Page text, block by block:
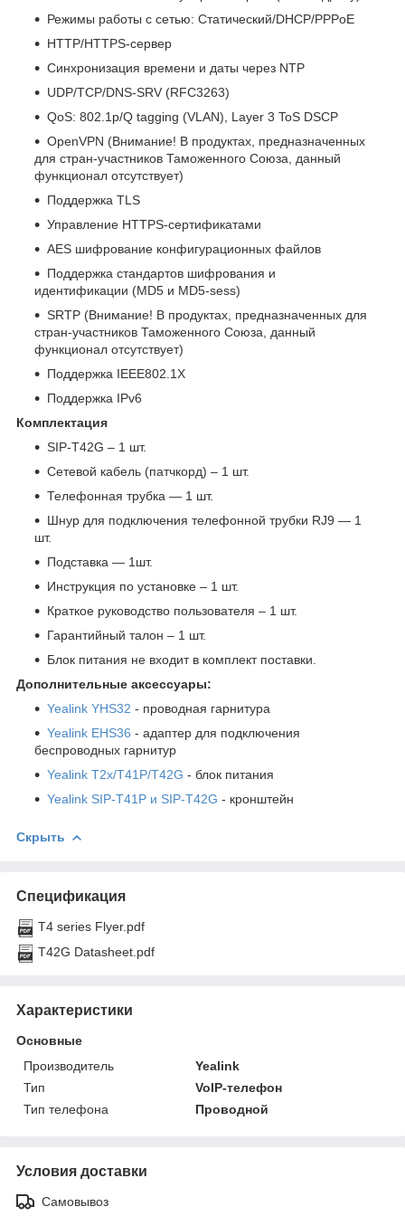
Режимы работы с сетью: Статический/DHCP/PPPoE
HTTP/HTTPS-сервер
Синхронизация времени и даты через NTP
UDP/TCP/DNS-SRV (RFC3263)
QoS: 802.1p/Q tagging (VLAN), Layer 3 ToS DSCP
OpenVPN (Внимание! В продуктах, предназначенных
для стран-участников Таможенного Cоюза, данный
функционал отсутствует)
Поддержка TLS
Управление HTTPS-сертификатами
AES шифрование конфигурационных файлов
Поддержка стандартов шифрования и
идентификации (MD5 и MD5-sess)
SRTP (Внимание! В продуктах, предназначенных для
стран-участников Таможенного Cоюза, данный
функционал отсутствует)
Поддержка IEEE802.1X
Поддержка IPv6
Комплектация
SIP-T42G – 1 шт.
Сетевой кабель (патчкорд) – 1 шт.
Телефонная трубка ― 1 шт.
Шнур для подключения телефонной трубки RJ9 ― 1
шт.
Подставка ― 1шт.
Инструкция по установке – 1 шт.
Краткое руководство пользователя – 1 шт.
Гарантийный талон – 1 шт.
Блок питания не входит в комплект поставки.
Дополнительные аксессуары:
Yealink YHS32 - проводная гарнитура
Yealink EHS36 - адаптер для подключения
беспроводных гарнитур
Yealink T2x/T41P/T42G - блок питания
Yealink SIP-T41P и SIP-T42G - кронштейн
Скрыть
Спецификация
T4 series Flyer.pdf
T42G Datasheet.pdf
Характеристики
Основные
Производитель
Yealink
Тип
VoIP-телефон
Тип телефона
Проводной
Условия доставки
Самовывоз